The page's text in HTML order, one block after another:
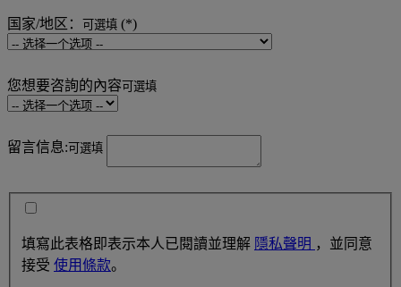
国家/地区： 可選填
您想要咨詢的內容 可選填
留言信息: 可選填
填寫此表格即表示本人已閱讀並理解 隱私聲明 ，並同意
接受 使用條款。